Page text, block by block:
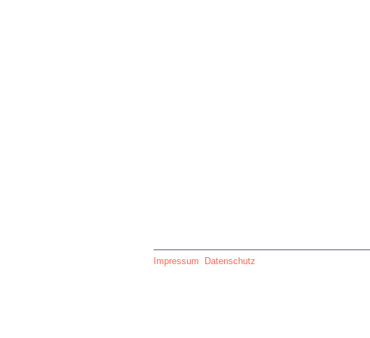
Impressum Datenschutz